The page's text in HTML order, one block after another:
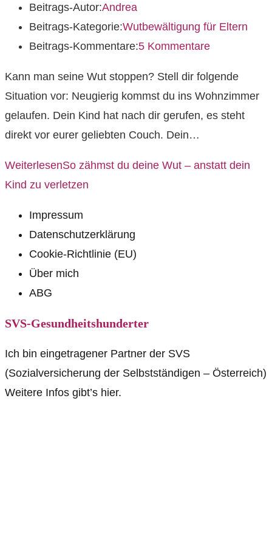
Beitrags-Autor:Andrea
Beitrags-Kategorie:Wutbewältigung für Eltern
Beitrags-Kommentare:5 Kommentare
Kann man seine Wut stoppen? Stell dir folgende
Situation vor: Neugierig kommst du ins Wohnzimmer
gelaufen. Dein Kind hat nach dir gerufen, es steht
direkt vor eurer geliebten Couch. Dein…
WeiterlesenSo zähmst du deine Wut – anstatt dein
Kind zu verletzen
Impressum
Datenschutzerklärung
Cookie-Richtlinie (EU)
Über mich
ABG
SVS-Gesundheitshunderter
Ich bin eingetragener Partner der SVS
(Sozialversicherung der Selbstständigen – Österreich)
Weitere Infos gibt’s hier.